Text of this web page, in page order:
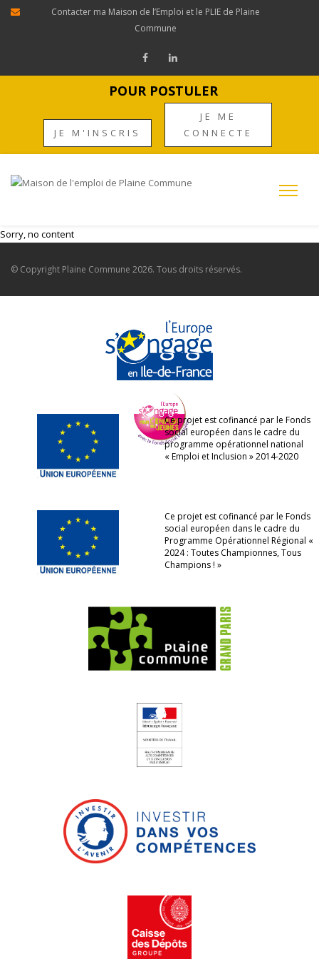
Contacter ma Maison de l’Emploi et le PLIE de Plaine
Commune
POUR POSTULER
JE M'INSCRIS
JE ME
CONNECTE
Sorry, no content
© Copyright Plaine Commune 2026. Tous droits réservés.
Ce projet est cofinancé par le Fonds
social européen dans le cadre du
programme opérationnel national
« Emploi et Inclusion » 2014-2020
Ce projet est cofinancé par le Fonds
social européen dans le cadre du
Programme Opérationnel Régional «
2024 : Toutes Championnes, Tous
Champions ! »